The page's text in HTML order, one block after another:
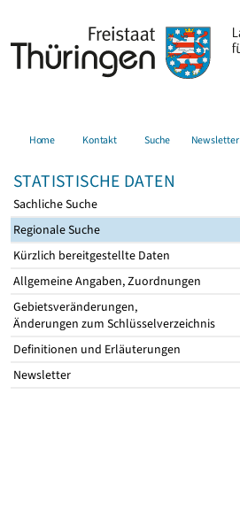
Home Kontakt Suche Newsletter
STATISTISCHE DATEN
Sachliche Suche
Regionale Suche
Kürzlich bereitgestellte Daten
Allgemeine Angaben, Zuordnungen
Gebietsveränderungen,
Änderungen zum Schlüsselverzeichnis
Definitionen und Erläuterungen
Newsletter